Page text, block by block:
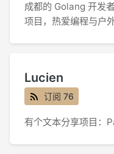
成都的 Golang 开发
项目，热爱编程与户外
Lucien
订阅 76
有个文本分享项目：